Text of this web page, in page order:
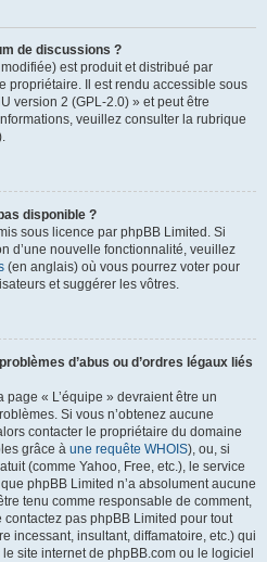
de discussions ?
est produit et distribué par
propriétaire. Il est rendu accessible sous
version 2 (GPL-2.0) » et peut être
veuillez consulter la rubrique
disponible ?
sous licence par phpBB Limited. Si
d’une nouvelle fonctionnalité, veuillez
(en anglais) où vous pourrez voter pour
et suggérer les vôtres.
d’abus ou d’ordres légaux liés
« L’équipe » devraient être un
Si vous n’obtenez aucune
contacter le propriétaire du domaine
grâce à une requête WHOIS), ou, si
(comme Yahoo, Free, etc.), le service
phpBB Limited n’a absolument aucune
tenu comme responsable de comment,
pas phpBB Limited pour tout
incessant, insultant, diffamatoire, etc.) qui
site internet de phpBB.com ou le logiciel